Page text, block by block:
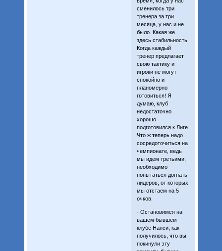
сменилось три
тренера за три
месяца, у нас и не
было. Какая же
здесь стабильность.
Когда каждый
тренер предлагает
свою тактику и
игроки не могут
спокойно и
планомерно
готовиться! Я
думаю, клуб
недостаточно
хорошо
подготовился к Лиге.
Что ж теперь надо
сосредоточиться на
чемпионате, ведь
мы идем третьими,
необходимо
попытаться догнать
лидеров, от которых
мы отстаем на 5
очков.
- Остановимся на
вашем бывшем
клубе Нанси, как
получилось, что вы
покинули эту